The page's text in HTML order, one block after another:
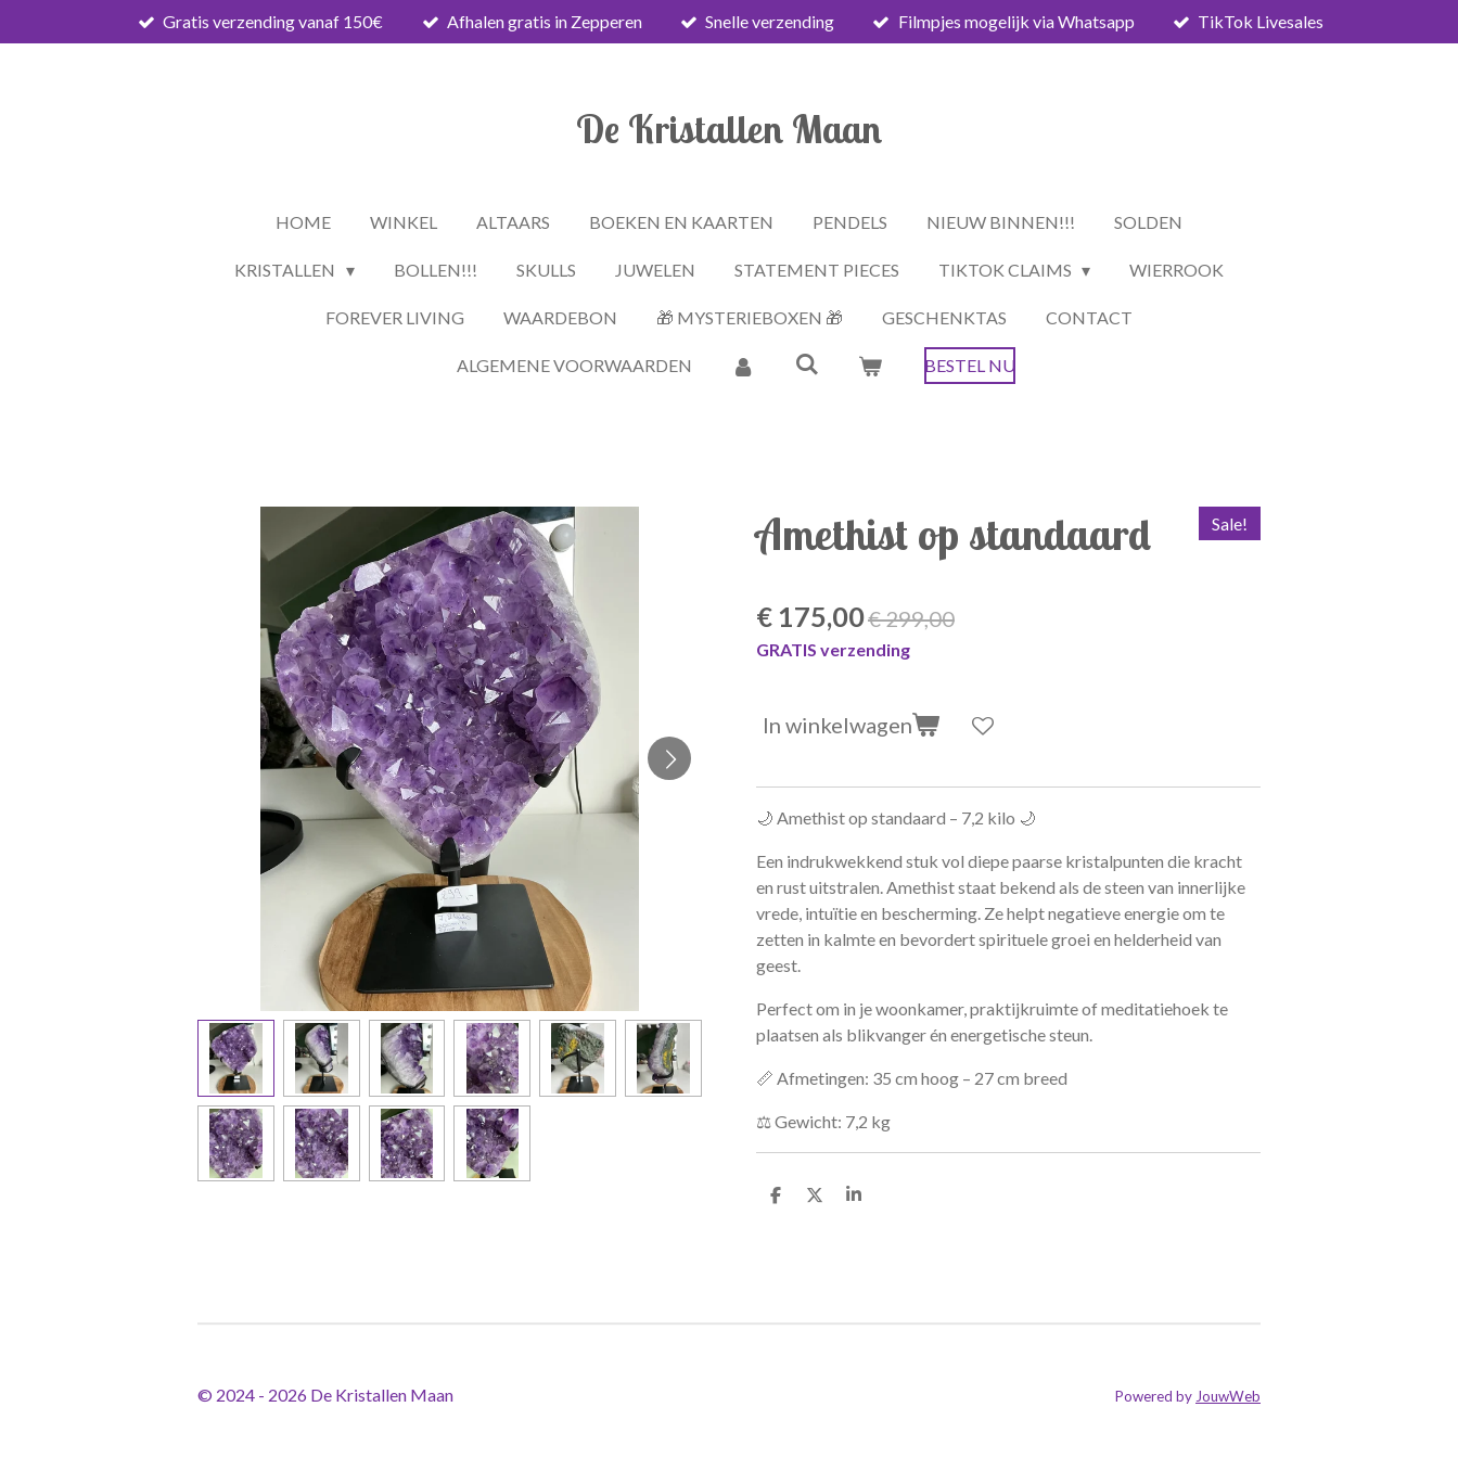
direct
Gratis verzending vanaf 150€ Afhalen gratis in Zepperen Snelle verzending Filmpjes mogelijk via Whatsapp TikTok Livesales
De Kristallen Maan
HOME WINKEL ALTAARS BOEKEN EN KAARTEN PENDELS NIEUW BINNEN!!! SOLDEN
KRISTALLEN BOLLEN!!! SKULLS JUWELEN STATEMENT PIECES TIKTOK CLAIMS WIERROOK
FOREVER LIVING WAARDEBON 🎁 MYSTERIEBOXEN 🎁 GESCHENKTAS CONTACT
ALGEMENE VOORWAARDEN BESTEL NU
Amethist op standaard Sale!
€ 175,00€ 299,00
GRATIS verzending
In winkelwagen
🌙 Amethist op standaard – 7,2 kilo 🌙
Een indrukwekkend stuk vol diepe paarse kristalpunten die kracht
en rust uitstralen. Amethist staat bekend als de steen van innerlijke
vrede, intuïtie en bescherming. Ze helpt negatieve energie om te
zetten in kalmte en bevordert spirituele groei en helderheid van
geest.
Perfect om in je woonkamer, praktijkruimte of meditatiehoek te
plaatsen als blikvanger én energetische steun.
📏 Afmetingen: 35 cm hoog – 27 cm breed
⚖️ Gewicht: 7,2 kg
D
D
S
© 2024 - 2026 De Kristallen Maan Powered byJouwWeb